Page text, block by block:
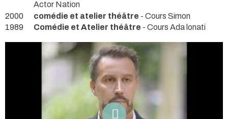
Actor Nation
2000
comédie et atelier théâtre - Cours Simon
1989
Comédie et Atelier théâtre - Cours Ada lonati